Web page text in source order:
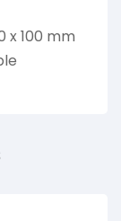
x 100 mm